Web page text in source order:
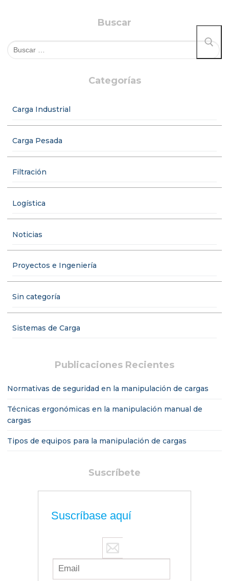
Buscar
Categorías
Carga Industrial
Carga Pesada
Filtración
Logística
Noticias
Proyectos e Ingeniería
Sin categoría
Sistemas de Carga
Publicaciones Recientes
Normativas de seguridad en la manipulación de cargas
Técnicas ergonómicas en la manipulación manual de
cargas
Tipos de equipos para la manipulación de cargas
Suscríbete
Suscríbase aquí